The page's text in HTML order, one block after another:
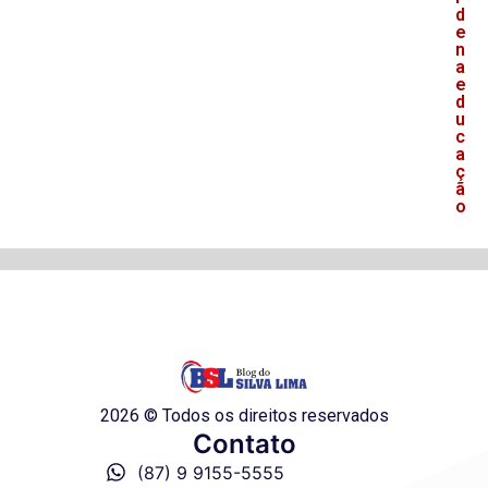
d
e
n
a
e
d
u
c
a
ç
ã
o
2026 © Todos os direitos reservados
Contato
(87) 9 9155-5555